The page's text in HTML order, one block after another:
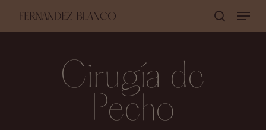
Menu
Cirugía de
Pecho